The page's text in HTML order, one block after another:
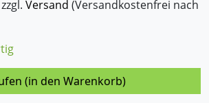
Versand (Versandkostenfrei nach
(in den Warenkorb)